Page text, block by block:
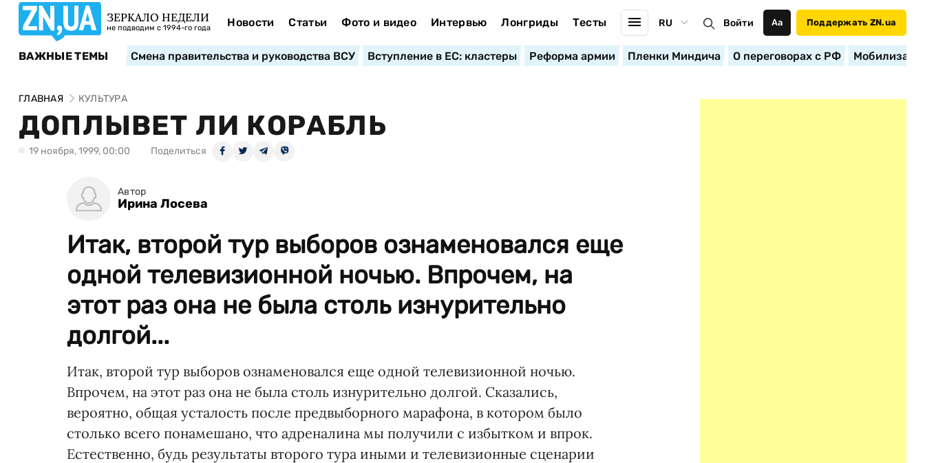
ЗЕРКАЛО НЕДЕЛИ
не подводим с 1994-го года Новости Статьи Фото и видео Интервью Лонгриды Тесты RU Войти Аа Поддержать ZN.ua
ВАЖНЫЕ ТЕМЫ Смена правительства и руководства ВСУ Вступление в ЕС: кластеры Реформа армии Пленки Миндича О переговорах с РФ
ГЛАВНАЯ КУЛЬТУРА
ДОПЛЫВЕТ ЛИ КОРАБЛЬ
19 ноября, 1999, 00:00 Поделиться
Автор
Ирина Лосева
Итак, второй тур выборов ознаменовался еще
одной телевизионной ночью. Впрочем, на
этот раз она не была столь изнурительно
долгой...
Итак, второй тур выборов ознаменовался еще одной телевизионной ночью.
Впрочем, на этот раз она не была столь изнурительно долгой. Сказались,
вероятно, общая усталость после предвыборного марафона, в котором было
столько всего понамешано, что адреналина мы получили с избытком и впрок.
Естественно, будь результаты второго тура иными и телевизионные сценарии